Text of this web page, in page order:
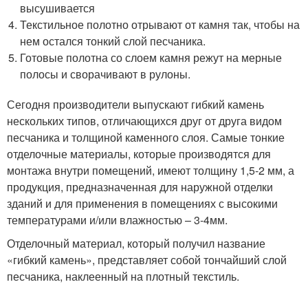
высушивается
Текстильное полотно отрывают от камня так, чтобы на
нем остался тонкий слой песчаника.
Готовые полотна со слоем камня режут на мерные
полосы и сворачивают в рулоны.
Сегодня производители выпускают гибкий камень
нескольких типов, отличающихся друг от друга видом
песчаника и толщиной каменного слоя. Самые тонкие
отделочные материалы, которые производятся для
монтажа внутри помещений, имеют толщину 1,5-2 мм, а
продукция, предназначенная для наружной отделки
зданий и для применения в помещениях с высокими
температурами и/или влажностью – 3-4мм.
Отделочный материал, который получил название
«гибкий камень», представляет собой тончайший слой
песчаника, наклеенный на плотный текстиль.